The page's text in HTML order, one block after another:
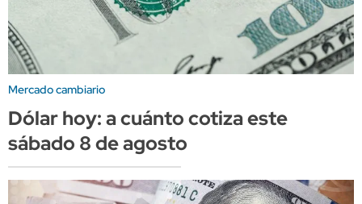
Mercado cambiario
Dólar hoy: a cuánto cotiza este
sábado 8 de agosto